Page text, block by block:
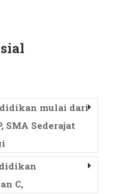
mulai dari
SMA Sederajat
C,